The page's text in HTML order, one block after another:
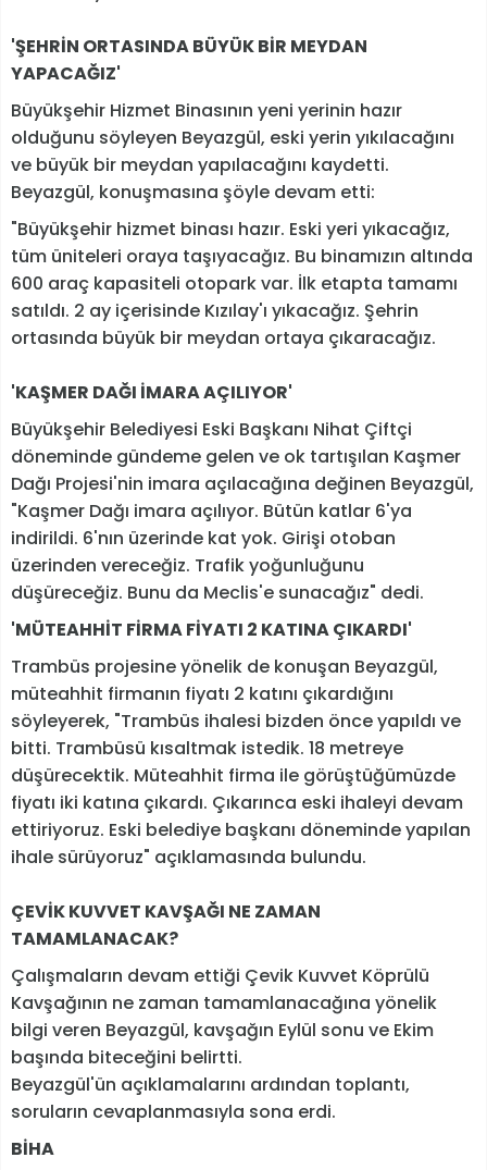
'ŞEHRİN ORTASINDA BÜYÜK BİR MEYDAN
YAPACAĞIZ'
Büyükşehir Hizmet Binasının yeni yerinin hazır
olduğunu söyleyen Beyazgül, eski yerin yıkılacağını
ve büyük bir meydan yapılacağını kaydetti.
Beyazgül, konuşmasına şöyle devam etti:
"Büyükşehir hizmet binası hazır. Eski yeri yıkacağız,
tüm üniteleri oraya taşıyacağız. Bu binamızın altında
600 araç kapasiteli otopark var. İlk etapta tamamı
satıldı. 2 ay içerisinde Kızılay'ı yıkacağız. Şehrin
ortasında büyük bir meydan ortaya çıkaracağız.
'KAŞMER DAĞI İMARA AÇILIYOR'
Büyükşehir Belediyesi Eski Başkanı Nihat Çiftçi
döneminde gündeme gelen ve ok tartışılan Kaşmer
Dağı Projesi'nin imara açılacağına değinen Beyazgül,
"Kaşmer Dağı imara açılıyor. Bütün katlar 6'ya
indirildi. 6'nın üzerinde kat yok. Girişi otoban
üzerinden vereceğiz. Trafik yoğunluğunu
düşüreceğiz. Bunu da Meclis'e sunacağız" dedi.
'MÜTEAHHİT FİRMA FİYATI 2 KATINA ÇIKARDI'
Trambüs projesine yönelik de konuşan Beyazgül,
müteahhit firmanın fiyatı 2 katını çıkardığını
söyleyerek, "Trambüs ihalesi bizden önce yapıldı ve
bitti. Trambüsü kısaltmak istedik. 18 metreye
düşürecektik. Müteahhit firma ile görüştüğümüzde
fiyatı iki katına çıkardı. Çıkarınca eski ihaleyi devam
ettiriyoruz. Eski belediye başkanı döneminde yapılan
ihale sürüyoruz" açıklamasında bulundu.
ÇEVİK KUVVET KAVŞAĞI NE ZAMAN
TAMAMLANACAK?
Çalışmaların devam ettiği Çevik Kuvvet Köprülü
Kavşağının ne zaman tamamlanacağına yönelik
bilgi veren Beyazgül, kavşağın Eylül sonu ve Ekim
başında biteceğini belirtti.
Beyazgül'ün açıklamalarını ardından toplantı,
soruların cevaplanmasıyla sona erdi.
BİHA